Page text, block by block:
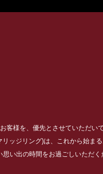
客様を、優先とさせていただい
ッジリング)は、これから始ま
い出の時間をお過ごしいただ